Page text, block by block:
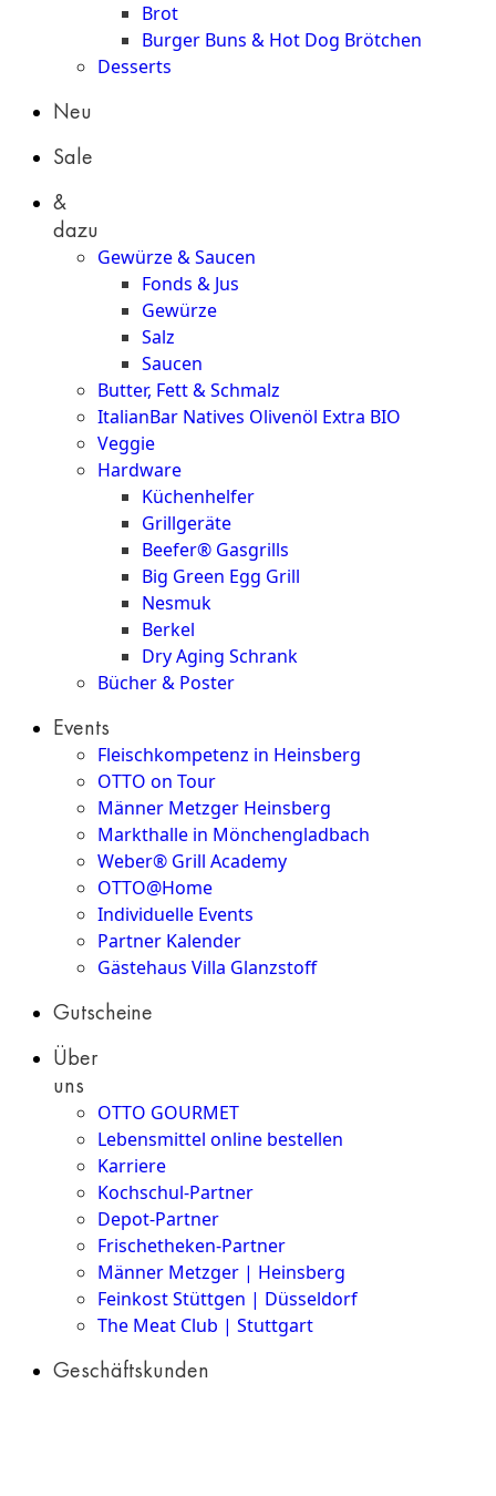
Brot
Burger Buns & Hot Dog Brötchen
Desserts
Neu
Sale
&
dazu
Gewürze & Saucen
Fonds & Jus
Gewürze
Salz
Saucen
Butter, Fett & Schmalz
ItalianBar Natives Olivenöl Extra BIO
Veggie
Hardware
Küchenhelfer
Grillgeräte
Beefer® Gasgrills
Big Green Egg Grill
Nesmuk
Berkel
Dry Aging Schrank
Bücher & Poster
Events
Fleischkompetenz in Heinsberg
OTTO on Tour
Männer Metzger Heinsberg
Markthalle in Mönchengladbach
Weber® Grill Academy
OTTO@Home
Individuelle Events
Partner Kalender
Gästehaus Villa Glanzstoff
Gutscheine
Über
uns
OTTO GOURMET
Lebensmittel online bestellen
Karriere
Kochschul-Partner
Depot-Partner
Frischetheken-Partner
Männer Metzger | Heinsberg
Feinkost Stüttgen | Düsseldorf
The Meat Club | Stuttgart
Geschäftskunden